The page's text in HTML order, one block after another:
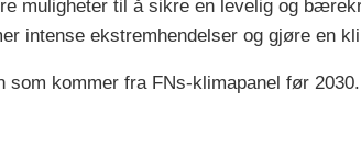
muligheter til å sikre en levelig og
intense ekstremhendelser og gjøre en
som kommer fra FNs-klimapanel før 2030.